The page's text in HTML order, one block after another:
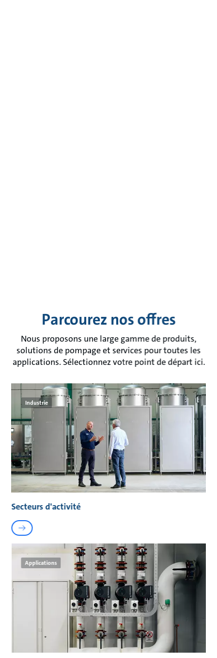
Parcourez nos offres
Nous proposons une large gamme de produits,
solutions de pompage et services pour toutes les
applications. Sélectionnez votre point de départ ici.
Industrie
Secteurs d'activité
Applications